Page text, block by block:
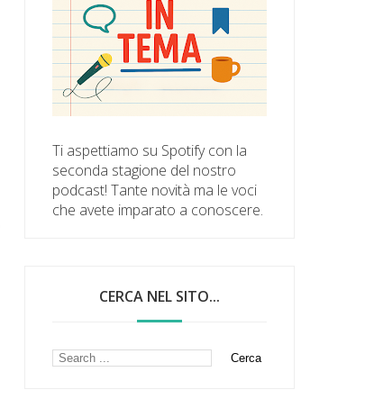
Ti aspettiamo su Spotify con la
seconda stagione del nostro
podcast! Tante novità ma le voci
che avete imparato a conoscere.
CERCA NEL SITO...